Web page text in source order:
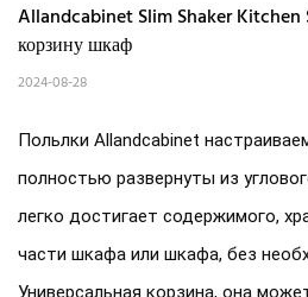
Allandcabinet Slim Shaker Kitchen
корзину шкаф
2024-08-28
Польлки Allandcabinet
полностью развернуты из
легко достигает содержимого,
части шкафа или шкафа, без
Универсальная корзина, она